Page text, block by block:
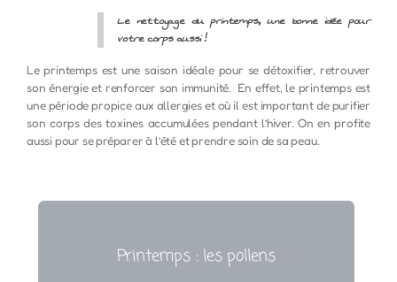
Le nettoyage du printemps, une bonne idée pour
votre corps aussi !
Le printemps est une saison idéale pour se détoxifier, retrouver
son énergie et renforcer son immunité. En effet, le printemps est
une période propice aux allergies et où il est important de purifier
son corps des toxines accumulées pendant l’hiver. On en profite
aussi pour se préparer à l’été et prendre soin de sa peau.
Printemps : les pollens